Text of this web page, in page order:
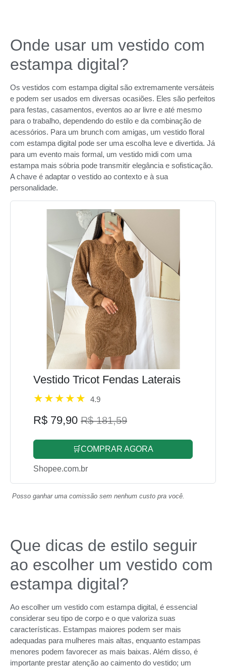
Onde usar um vestido com
estampa digital?
Os vestidos com estampa digital são extremamente versáteis
e podem ser usados em diversas ocasiões. Eles são perfeitos
para festas, casamentos, eventos ao ar livre e até mesmo
para o trabalho, dependendo do estilo e da combinação de
acessórios. Para um brunch com amigas, um vestido floral
com estampa digital pode ser uma escolha leve e divertida. Já
para um evento mais formal, um vestido midi com uma
estampa mais sóbria pode transmitir elegância e sofisticação.
A chave é adaptar o vestido ao contexto e à sua
personalidade.
Vestido Tricot Fendas Laterais
4.9
R$ 79,90 R$ 181,59
🛒COMPRAR AGORA
Shopee.com.br
Posso ganhar uma comissão sem nenhum custo pra você.
Que dicas de estilo seguir
ao escolher um vestido com
estampa digital?
Ao escolher um vestido com estampa digital, é essencial
considerar seu tipo de corpo e o que valoriza suas
características. Estampas maiores podem ser mais
adequadas para mulheres mais altas, enquanto estampas
menores podem favorecer as mais baixas. Além disso, é
importante prestar atenção ao caimento do vestido; um